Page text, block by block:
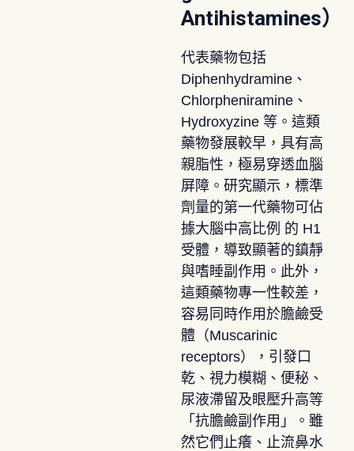
Antihistamines）
代表藥物包括
Diphenhydramine、
Chlorpheniramine、
Hydroxyzine 等。這類
藥物發展較早，具有高
親脂性，極易穿透血腦
屏障。研究顯示，標準
劑量的第一代藥物可佔
據大腦中高比例 的 H1
受體，導致顯著的鎮靜
與嗜睡副作用。此外，
這類藥物專一性較差，
容易同時作用於膽鹼受
體（Muscarinic
receptors），引發口
乾、視力模糊、便秘、
尿液滯留及眼壓升高等
「抗膽鹼副作用」。雖
然它們止癢、止流鼻水